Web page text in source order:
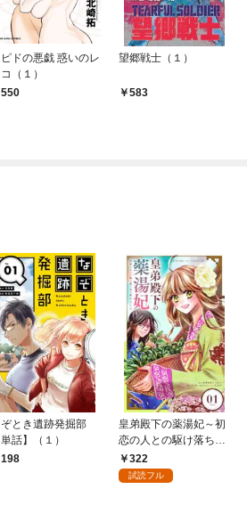
ドの悪戯 惑いのレ
（１）
550
望郷戦士（１）
583
とき遺跡発掘部
単話】（１）
198
皇弟殿下の薬湯妃～初
恋の人との駆け落ち先
は後宮でした～【単
話】（１）
322
試読フル